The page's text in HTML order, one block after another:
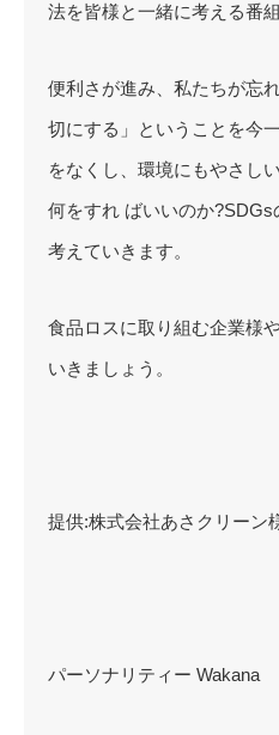
法を皆様と一緒に考える番組
便利さが進み、私たちが忘
切にする」ということを今
をなくし、環境にもやさし
何をすれ ばいいのか
考えていきます。
食品ロスに取り組む企業様
いきましょう。
提供:株式会社あさクリーン
パーソナリティー Wakana